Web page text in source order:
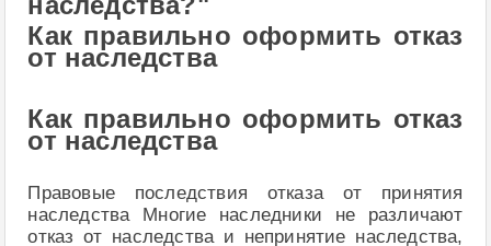
наследства?"
Как правильно оформить отказ
от наследства
Как правильно оформить отказ
от наследства
Правовые последствия отказа от принятия
наследства Многие наследники не различают
отказ от наследства и непринятие наследства,